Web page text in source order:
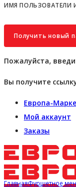
ИМЯ ПОЛЬЗОВАТЕЛИ
Пожалуйста,
Вы получите
Европа-
Мой аккаунт
Заказы
ГлавнаяФуршетное